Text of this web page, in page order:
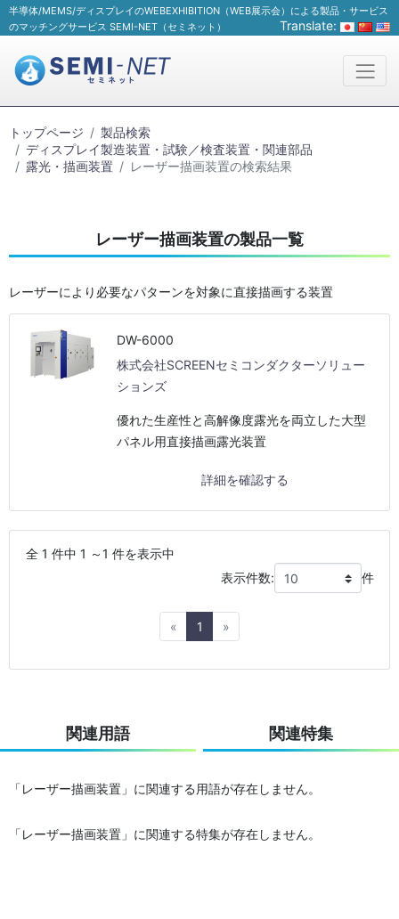
半導体/MEMS/ディスプレイのWEBEXHIBITION（WEB展示会）による製品・サービス
のマッチングサービス SEMI-NET（セミネット）
Translate:
トップページ
製品検索
ディスプレイ製造装置・試験／検査装置・関連部品
露光・描画装置
レーザー描画装置の検索結果
レーザー描画装置の製品一覧
レーザーにより必要なパターンを対象に直接描画する装置
DW-6000
株式会社SCREENセミコンダクターソリュー
ションズ
優れた生産性と高解像度露光を両立した大型
パネル用直接描画露光装置
詳細を確認する
全 1 件中 1 ～1 件を表示中
表示件数:
件
« Previous
1 »Next
関連用語 関連特集
「レーザー描画装置」に関連する用語が存在しません。
「レーザー描画装置」に関連する特集が存在しません。